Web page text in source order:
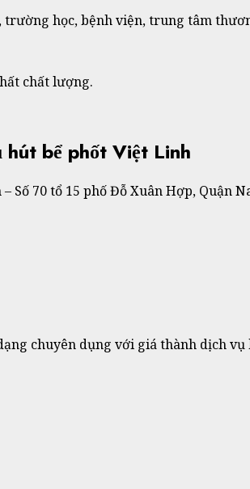
học, bệnh viện, trung tâm
chất lượng.
bể phốt Việt Linh
Số 70 tổ 15 phố Đỗ Xuân Hợp, Quận
chuyên dụng với giá thành dịch